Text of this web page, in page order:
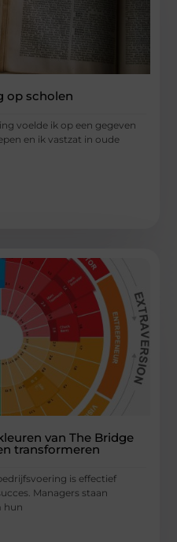
op scholen
voelde ik op een gegeven
en ik vastzat in oude
van The Bridge
transformeren
is effectief
Managers staan
hun